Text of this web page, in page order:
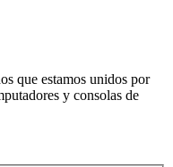
que estamos unidos por
y consolas de